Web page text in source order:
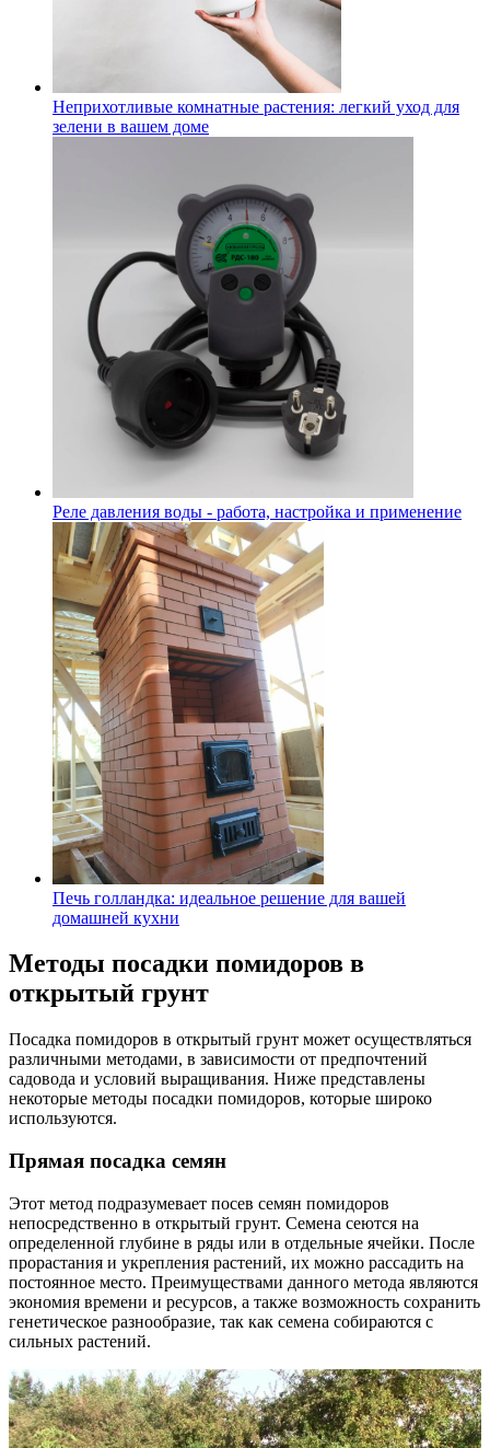
Неприхотливые комнатные растения: легкий уход для
зелени в вашем доме
Реле давления воды - работа, настройка и применение
Печь голландка: идеальное решение для вашей
домашней кухни
Методы посадки помидоров в
открытый грунт
Посадка помидоров в открытый грунт может осуществляться
различными методами, в зависимости от предпочтений
садовода и условий выращивания. Ниже представлены
некоторые методы посадки помидоров, которые широко
используются.
Прямая посадка семян
Этот метод подразумевает посев семян помидоров
непосредственно в открытый грунт. Семена сеются на
определенной глубине в ряды или в отдельные ячейки. После
прорастания и укрепления растений, их можно рассадить на
постоянное место. Преимуществами данного метода являются
экономия времени и ресурсов, а также возможность сохранить
генетическое разнообразие, так как семена собираются с
сильных растений.